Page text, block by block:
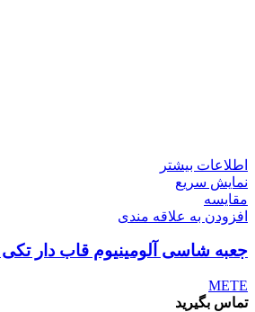
اطلاعات بیشتر
نمایش سریع
مقايسه
افزودن به علاقه مندی
جعبه شاسی آلومینیوم قاب دار تکی
METE
تماس بگیرید